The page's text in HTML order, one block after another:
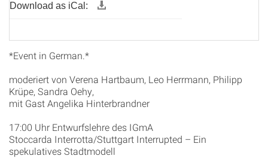
Download as iCal:
*Event in German.*
moderiert von Verena Hartbaum, Leo Herrmann, Philipp
Krüpe, Sandra Oehy,
mit Gast Angelika Hinterbrandner
17:00 Uhr Entwurfslehre des IGmA
Stoccarda Interrotta/Stuttgart Interrupted – Ein
spekulatives Stadtmodell